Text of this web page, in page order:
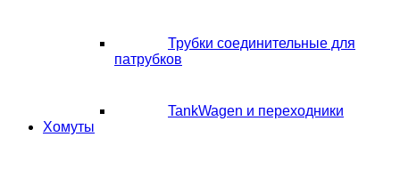
Трубки соединительные для
патрубков
TankWagen и переходники
Хомуты